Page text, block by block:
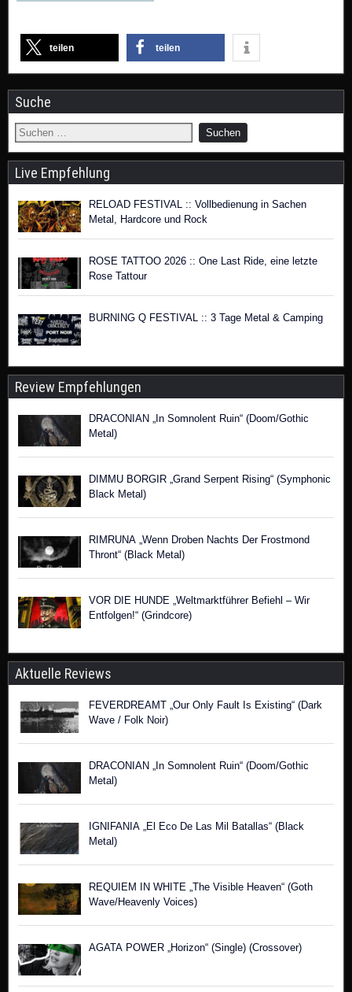
teilen teilen
Suche
Live Empfehlung
RELOAD FESTIVAL :: Vollbedienung in Sachen
Metal, Hardcore und Rock
ROSE TATTOO 2026 :: One Last Ride, eine letzte
Rose Tattour
BURNING Q FESTIVAL :: 3 Tage Metal & Camping
Review Empfehlungen
DRACONIAN „In Somnolent Ruin“ (Doom/Gothic
Metal)
DIMMU BORGIR „Grand Serpent Rising“ (Symphonic
Black Metal)
RIMRUNA „Wenn Droben Nachts Der Frostmond
Thront“ (Black Metal)
VOR DIE HUNDE „Weltmarktführer Befiehl – Wir
Entfolgen!“ (Grindcore)
Aktuelle Reviews
FEVERDREAMT „Our Only Fault Is Existing“ (Dark
Wave / Folk Noir)
DRACONIAN „In Somnolent Ruin“ (Doom/Gothic
Metal)
IGNIFANIA „El Eco De Las Mil Batallas“ (Black
Metal)
REQUIEM IN WHITE „The Visible Heaven“ (Goth
Wave/Heavenly Voices)
AGATA POWER „Horizon“ (Single) (Crossover)